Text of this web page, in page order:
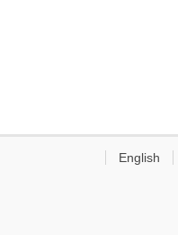
English